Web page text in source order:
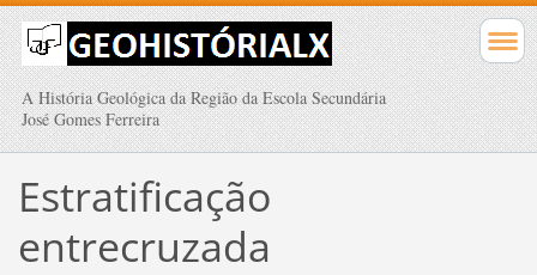
A História Geológica da Região da Escola Secundária
José Gomes Ferreira
Estratificação
entrecruzada